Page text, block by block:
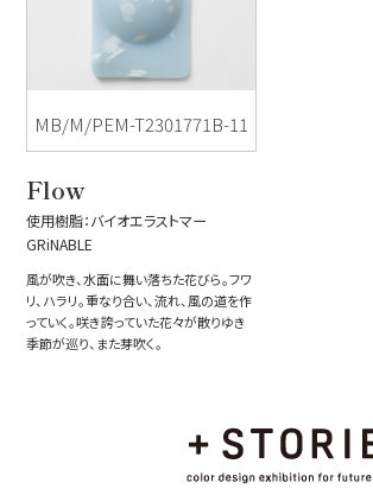
MB/M/PEM-T2301771B-11
Flow
使用樹脂：バイオエラストマー
GRiNABLE
風が吹き、水面に舞い落ちた花びら。フワ
リ、ハラリ。重なり合い、流れ、風の道を作
っていく。咲き誇っていた花々が散りゆき
季節が巡り、また芽吹く。